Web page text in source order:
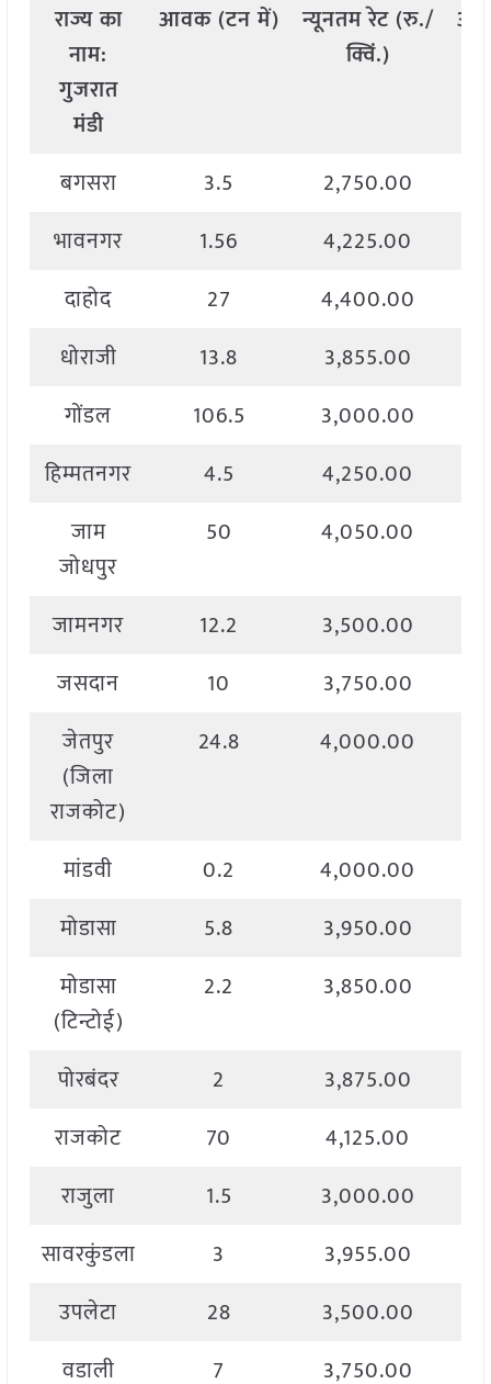
राज्यका
नाम:
गुजरात
मंडी
आवक (टनमें) न्यूनतमरेट (रु./
क्विं.)
बगसरा 3.5 2,750.00
भावनगर
1.56 4,225.00
दाहोद
27 4,400.00
धोराजी
13.8 3,855.00
गोंडल
106.5 3,000.00
हिम्मतनगर
4.5 4,250.00
जाम
जोधपुर
50 4,050.00
जामनगर 12.2 3,500.00
जसदान
10 3,750.00
जेतपुर
(जिला
राजकोट)
24.8 4,000.00
मांडवी 0.2 4,000.00
मोडासा
5.8 3,950.00
मोडासा
(टिन्टोई)
2.2 3,850.00
पोरबंदर 2 3,875.00
राजकोट
70 4,125.00
राजुला
1.5 3,000.00
सावरकुंडला
3 3,955.00
उपलेटा
28 3,500.00
वडाली
7 3,750.00